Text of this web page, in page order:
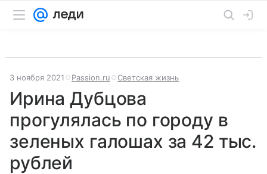
3 ноября 2021 Passion.ru Светская жизнь
Ирина Дубцова
прогулялась по городу в
зеленых галошах за 42 тыс.
рублей